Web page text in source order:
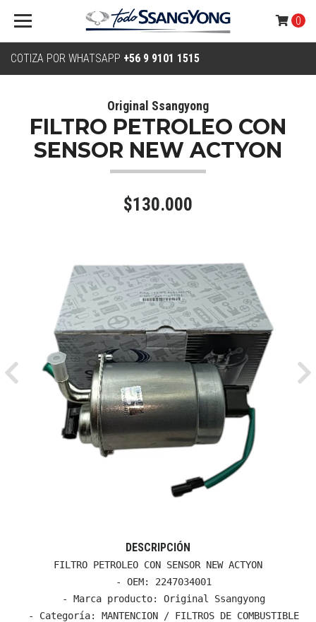
COTIZA POR WHATSAPP +56 9 9101 1515
0
Original Ssangyong
FILTRO PETROLEO CON
SENSOR NEW ACTYON
$130.000
Previous
DESCRIPCIÓN
FILTRO PETROLEO CON SENSOR NEW ACTYON
  - OEM: 2247034001
  - Marca producto: Original Ssangyong
  - Categoría: MANTENCION / FILTROS DE COMBUSTIBLE